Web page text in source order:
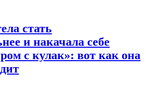
стать
и накачала себе
с кулак»: вот как она